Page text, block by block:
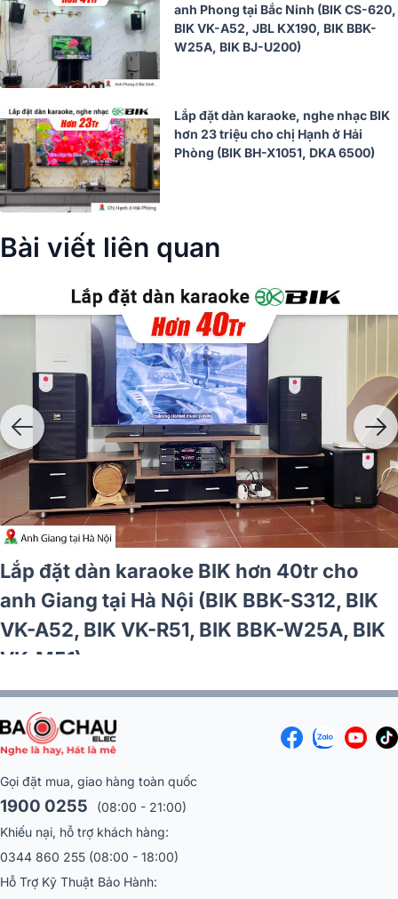
anh Phong tại Bắc Ninh (BIK CS-620,
BIK VK-A52, JBL KX190, BIK BBK-
W25A, BIK BJ-U200)
Lắp đặt dàn karaoke, nghe nhạc BIK
hơn 23 triệu cho chị Hạnh ở Hải
Phòng (BIK BH-X1051, DKA 6500)
Bài viết liên quan
JBL hơn 75tr cho
Nai (JBL XS12, JBL V6,
BIK BJ-U600)
Lắp đặt 8
quán GB
25, Bksound
Gọi đặt mua, giao hàng toàn quốc
1900 0255 (08:00 - 21:00)
Khiếu nại, hỗ trợ khách hàng:
0344 860 255(08:00 - 18:00)
Hỗ Trợ Kỹ Thuật Bảo Hành:
Miền Bắc :096 169 1633
Miền Nam:
086 551 3799